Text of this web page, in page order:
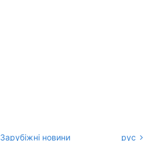
Зарубіжні новини рус